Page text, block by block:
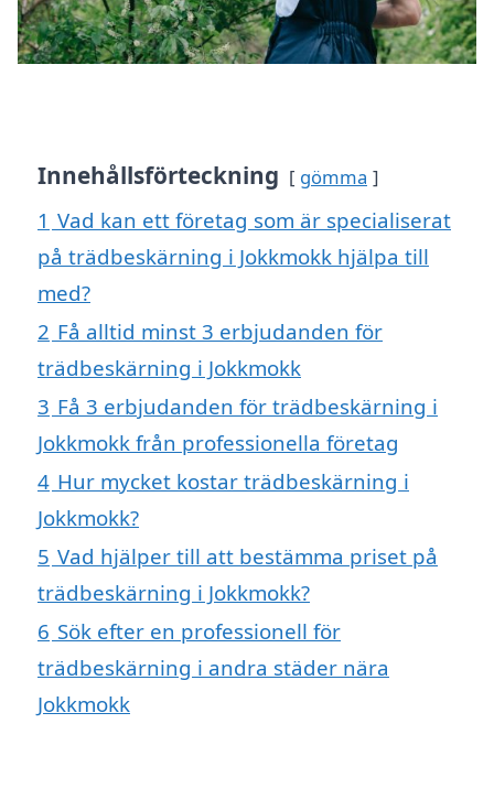
Innehållsförteckning gömma
1 Vad kan ett företag som är specialiserat
på trädbeskärning i Jokkmokk hjälpa till
med?
2 Få alltid minst 3 erbjudanden för
trädbeskärning i Jokkmokk
3 Få 3 erbjudanden för trädbeskärning i
Jokkmokk från professionella företag
4 Hur mycket kostar trädbeskärning i
Jokkmokk?
5 Vad hjälper till att bestämma priset på
trädbeskärning i Jokkmokk?
6 Sök efter en professionell för
trädbeskärning i andra städer nära
Jokkmokk